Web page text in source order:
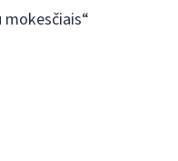
mokesčiais“